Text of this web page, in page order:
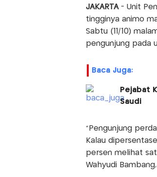
JAKARTA- Unit
tingginya animo
Sabtu (11/10)
pengunjung pada
Baca Juga:
Pejabat
Saudi
“Pengunjung
Kalau
persen melihat
Wahyudi